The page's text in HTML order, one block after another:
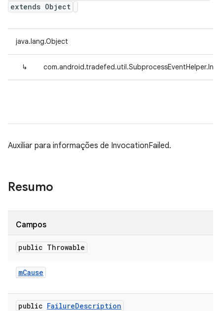
extends Object
java.lang.Object
↳
Auxiliar para informações de InvocationFailed.
Resumo
Campos
public Throwable
mCause
public FailureDescription